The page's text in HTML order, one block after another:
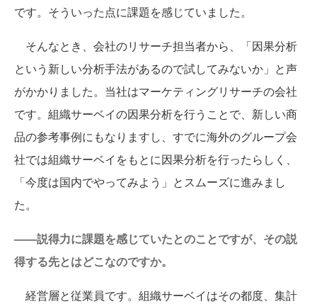
です。そういった点に課題を感じていました。
そんなとき、会社のリサーチ担当者から、「因果分析
という新しい分析手法があるので試してみないか」と声
がかかりました。当社はマーケティングリサーチの会社
です。組織サーベイの因果分析を行うことで、新しい商
品の参考事例にもなりますし、すでに海外のグループ会
社では組織サーベイをもとに因果分析を行ったらしく、
「今度は国内でやってみよう」とスムーズに進みまし
た。
——説得力に課題を感じていたとのことですが、その説
得する先とはどこなのですか。
経営層と従業員です。組織サーベイはその都度、集計